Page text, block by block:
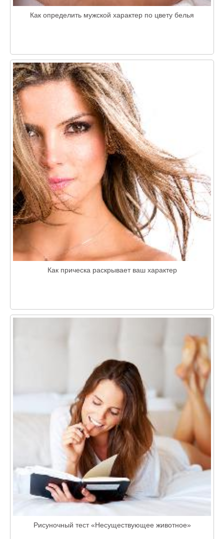
Как определить мужской характер по цвету белья
Как прическа раскрывает ваш характер
Рисуночный тест «Несуществующее животное»